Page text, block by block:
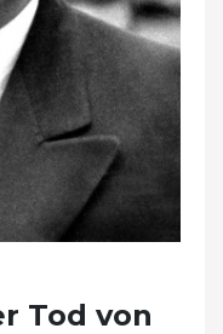
Tod von